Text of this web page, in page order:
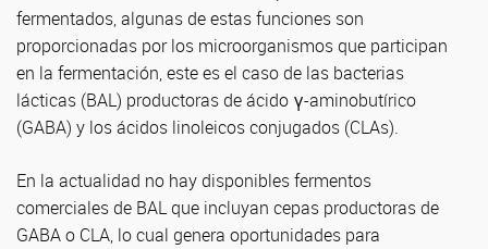
fermentados, algunas de estas funciones son
proporcionadas por los microorganismos que participan
en la fermentación, este es el caso de las bacterias
lácticas (BAL) productoras de ácido γ-aminobutírico
(GABA) y los ácidos linoleicos conjugados (CLAs).
En la actualidad no hay disponibles fermentos
comerciales de BAL que incluyan cepas productoras de
GABA o CLA, lo cual genera oportunidades para